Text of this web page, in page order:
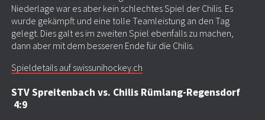
Niederlage war es aber kein schlechtes Spiel der Chilis. Es
wurde gekämpft und eine tolle Teamleistung an den Tag
gelegt. Dies galt es im zweiten Spiel ebenfalls zu machen,
dann aber mit dem besseren Ende für die Chilis.
Spieldetails auf swissunihockey.ch
STV Spreitenbach vs. Chilis Rümlang-Regensdorf
4:9